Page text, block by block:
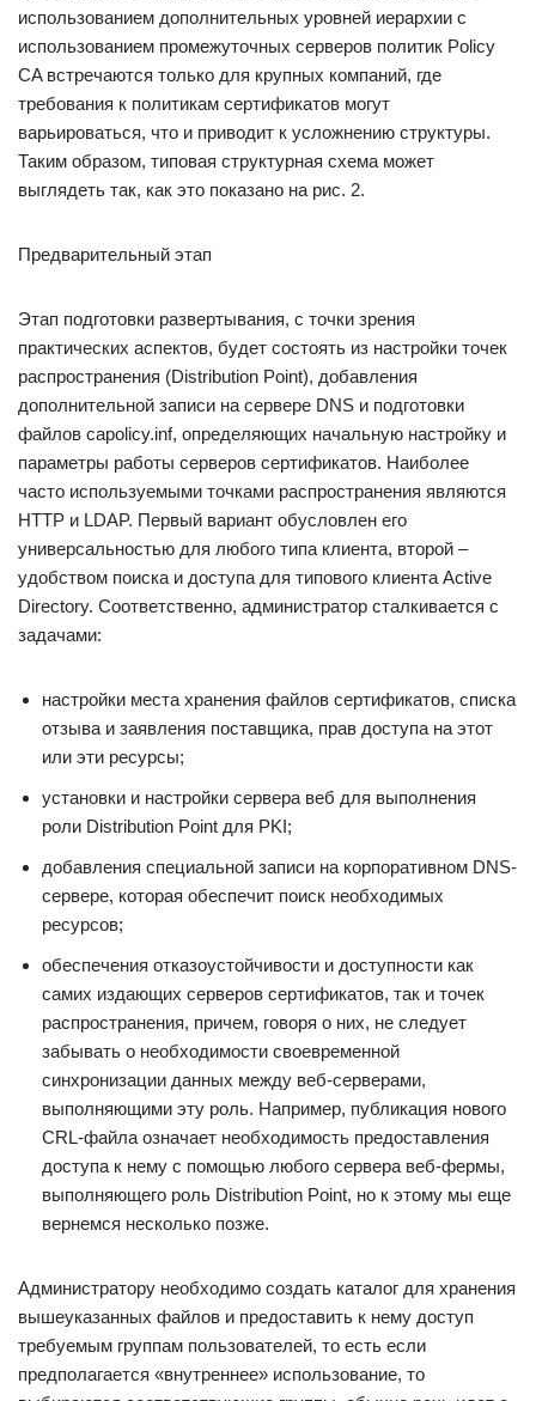
использованием дополнительных уровней иерархии с
использованием промежуточных серверов политик Policy
CA встречаются только для крупных компаний, где
требования к политикам сертификатов могут
варьироваться, что и приводит к усложнению структуры.
Таким образом, типовая структурная схема может
выглядеть так, как это показано на рис. 2.
Предварительный этап
Этап подготовки развертывания, с точки зрения
практических аспектов, будет состоять из настройки точек
распространения (Distribution Point), добавления
дополнительной записи на сервере DNS и подготовки
файлов capolicy.inf, определяющих начальную настройку и
параметры работы серверов сертификатов. Наиболее
часто используемыми точками распространения являются
HTTP и LDAP. Первый вариант обусловлен его
универсальностью для любого типа клиента, второй –
удобством поиска и доступа для типового клиента Active
Directory. Соответственно, администратор сталкивается с
задачами:
настройки места хранения файлов сертификатов, списка
отзыва и заявления поставщика, прав доступа на этот
или эти ресурсы;
установки и настройки сервера веб для выполнения
роли Distribution Point для PKI;
добавления специальной записи на корпоративном DNS-
сервере, которая обеспечит поиск необходимых
ресурсов;
обеспечения отказоустойчивости и доступности как
самих издающих серверов сертификатов, так и точек
распространения, причем, говоря о них, не следует
забывать о необходимости своевременной
синхронизации данных между веб-серверами,
выполняющими эту роль. Например, публикация нового
CRL-файла означает необходимость предоставления
доступа к нему с помощью любого сервера веб-фермы,
выполняющего роль Distribution Point, но к этому мы еще
вернемся несколько позже.
Администратору необходимо создать каталог для хранения
вышеуказанных файлов и предоставить к нему доступ
требуемым группам пользователей, то есть если
предполагается «внутреннее» использование, то